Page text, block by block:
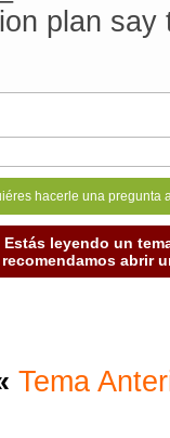
plan
hacerle una
leyendo un
recomendamos abrir
Tema